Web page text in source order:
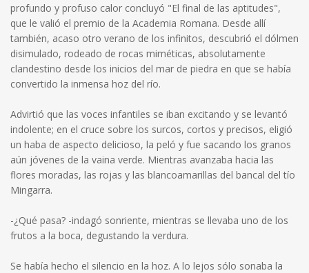
profundo y profuso calor concluyó "El final de las aptitudes",
que le valió el premio de la Academia Romana. Desde allí
también, acaso otro verano de los infinitos, descubrió el dólmen
disimulado, rodeado de rocas miméticas, absolutamente
clandestino desde los inicios del mar de piedra en que se había
convertido la inmensa hoz del río.
Advirtió que las voces infantiles se iban excitando y se levantó
indolente; en el cruce sobre los surcos, cortos y precisos, eligió
un haba de aspecto delicioso, la peló y fue sacando los granos
aún jóvenes de la vaina verde. Mientras avanzaba hacia las
flores moradas, las rojas y las blancoamarillas del bancal del tío
Mingarra.
-¿Qué pasa? -indagó sonriente, mientras se llevaba uno de los
frutos a la boca, degustando la verdura.
Se había hecho el silencio en la hoz. A lo lejos sólo sonaba la